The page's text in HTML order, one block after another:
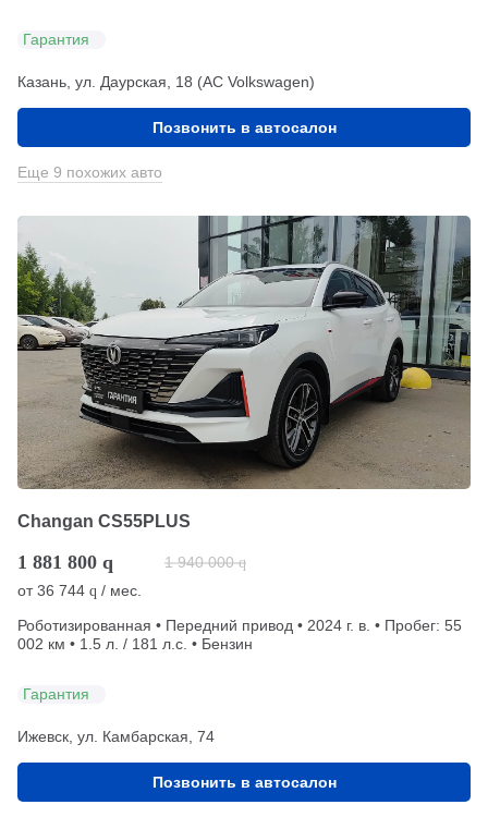
Гарантия
Казань, ул. Даурская, 18 (АС Volkswagen)
Позвонить в автосалон
Еще 9 похожих авто
Changan CS55PLUS
1 881 800 q 1 940 000 q
от36 744 q / мес.
Роботизированная • Передний привод • 2024 г. в. • Пробег: 55
002 км • 1.5 л. / 181 л.с. • Бензин
Гарантия
Ижевск, ул. Камбарская, 74
Позвонить в автосалон